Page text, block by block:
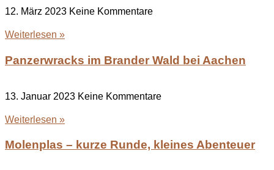
12. März 2023 Keine Kommentare
Weiterlesen »
Panzerwracks im Brander Wald bei Aachen
13. Januar 2023 Keine Kommentare
Weiterlesen »
Molenplas – kurze Runde, kleines Abenteuer